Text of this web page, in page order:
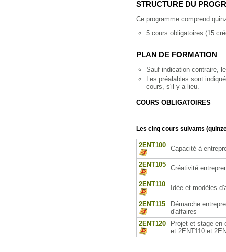
STRUCTURE DU
Ce programme comprend
5 cours obligatoires (15
PLAN DE FORMATION
Sauf indication contraire,
Les préalables sont
cours, s'il y a lieu.
COURS OBLIGATOIRES
Les cinq cours suivants
2ENT100 Capacité à
2ENT105 Créativité
2ENT110 Idée et modèles
2ENT115
Démarche
d'affaires
2ENT120
Projet et stage en
et 2ENT110 et